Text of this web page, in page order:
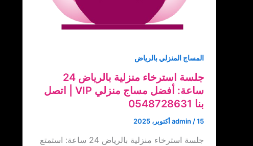
المساج المنزلي بالرياض
جلسة استرخاء منزلية بالرياض 24
ساعة: أفضل مساج منزلي VIP | اتصل
بنا ‏‪0548728631
admin /15 أكتوبر، 2025
جلسة استرخاء منزلية بالرياض 24 ساعة: استمتع